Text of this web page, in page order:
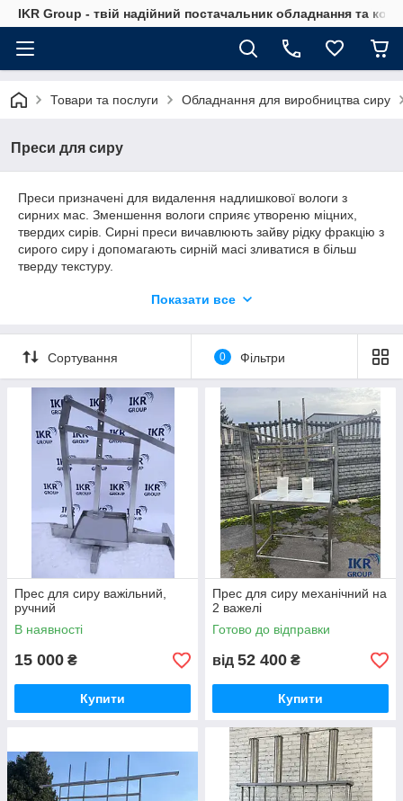
IKR Group - твій надійний постачальник обладнання та
Товари та послуги Обладнання для виробництва сиру
Преси для сиру
Преси призначені для видалення надлишкової вологи з
сирних мас. Зменшення вологи сприяє утвореню міцних,
твердих сирів. Сирні преси вичавлюють зайву рідку фракцію з
сирого сиру і допомагають сирній масі зливатися в більш
тверду текстуру.
натиснути на сир.
Механічні сирні преси – із застосуванням зусиль як в
Пневматичні преси для сиру – використовуються з
пневматичними циліндрами для тиску на сири.
Преси виготовляються за запитами замовників різних
розмірів і форм.
За більш детальною інформацією звертайтеся до наших
менеджерів!
КомпаніяIKR GROUP
Показати все
Сортування 0 Фільтри
Прес для сиру важільний,
ручний
В наявності
15 000 ₴
Купити
Прес для сиру механічний на
2 важелі
Готово до відправки
від 52 400 ₴
Купити